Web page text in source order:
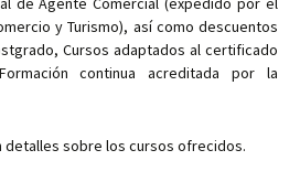
y Turismo), así como descuentos
Cursos adaptados al certificado
continua acreditada por la
detalles sobre los cursos ofrecidos.